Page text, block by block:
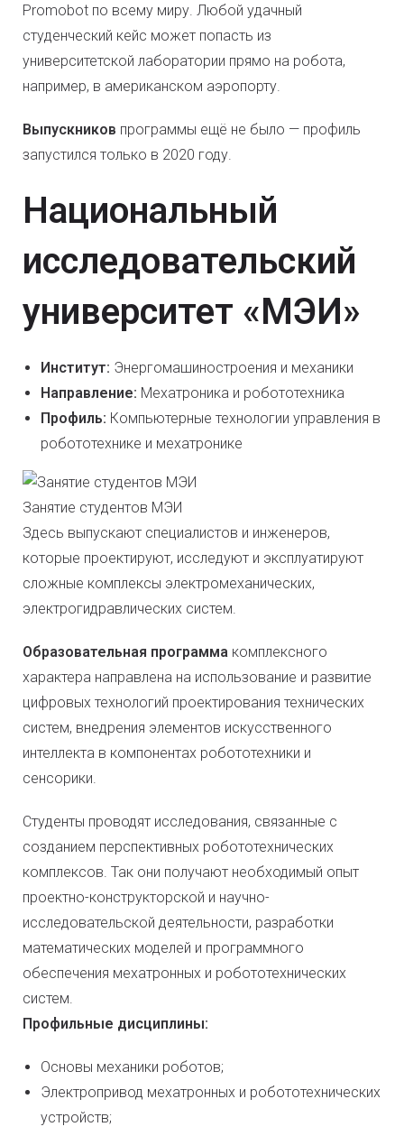
Promobot по всему миру. Любой удачный
студенческий кейс может попасть из
университетской лаборатории прямо на робота,
например, в американском аэропорту.
Выпускников программы ещё не было — профиль
запустился только в 2020 году.
Национальный
исследовательский
университет «МЭИ»
Институт: Энергомашиностроения и механики
Направление: Мехатроника и робототехника
Профиль: Компьютерные технологии управления в
робототехнике и мехатронике
Занятие студентов МЭИ
Здесь выпускают специалистов и инженеров,
которые проектируют, исследуют и эксплуатируют
сложные комплексы электромеханических,
электрогидравлических систем.
Образовательная программа комплексного
характера направлена на использование и развитие
цифровых технологий проектирования технических
систем, внедрения элементов искусственного
интеллекта в компонентах робототехники и
сенсорики.
Студенты проводят исследования, связанные с
созданием перспективных робототехнических
комплексов. Так они получают необходимый опыт
проектно-конструкторской и научно-
исследовательской деятельности, разработки
математических моделей и программного
обеспечения мехатронных и робототехнических
систем.
Профильные дисциплины:
Основы механики роботов;
Электропривод мехатронных и робототехнических
устройств;